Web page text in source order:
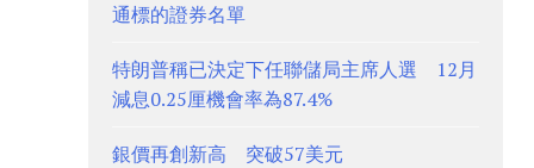
通標的證券名單
特朗普稱已決定下任聯儲局主席人選 12月
減息0.25厘機會率為87.4%
銀價再創新高 突破57美元